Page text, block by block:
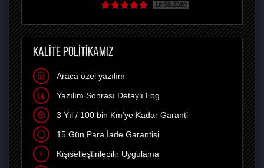
18.08.2020
KALİTE POLİTİKAMIZ
Araca özel yazılım
Yazılım Sonrası Detaylı Log
3 Yıl / 100 bin Km'ye Kadar Garanti
15 Gün Para İade Garantisi
Kişiselleştirilebilir Uygulama